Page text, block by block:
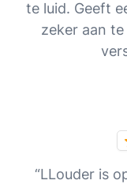
te luid. Geeft
zeker aan
“LLouder is